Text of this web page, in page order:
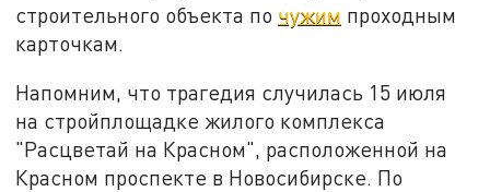
строительного объекта по чужим проходным
карточкам.
Напомним, что трагедия случилась 15 июля
на стройплощадке жилого комплекса
"Расцветай на Красном", расположенной на
Красном проспекте в Новосибирске. По